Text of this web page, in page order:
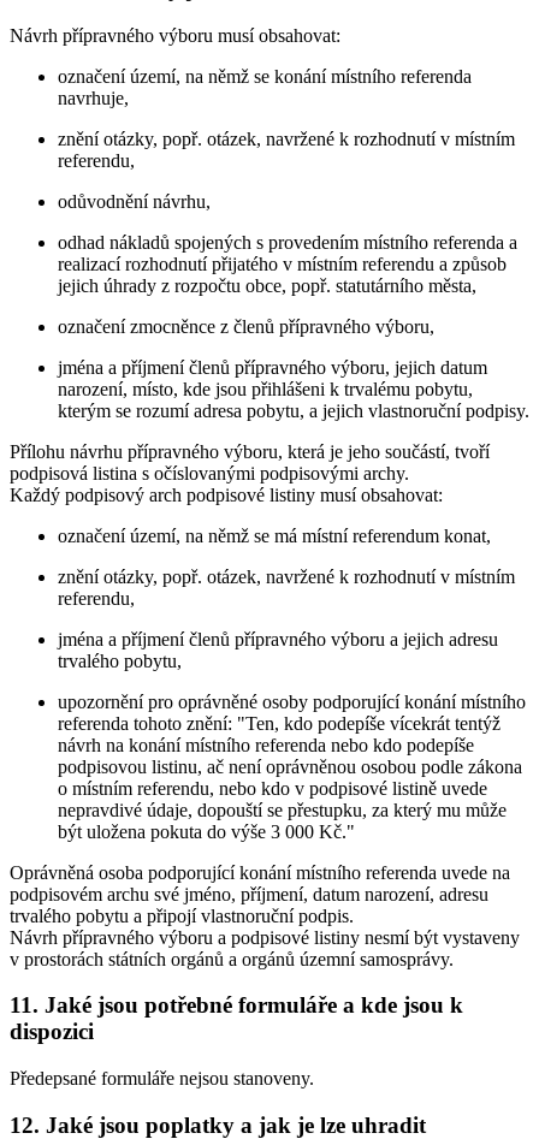
Návrh přípravného výboru musí obsahovat:
označení území, na němž se konání místního referenda
navrhuje,
znění otázky, popř. otázek, navržené k rozhodnutí v místním
referendu,
odůvodnění návrhu,
odhad nákladů spojených s provedením místního referenda a
realizací rozhodnutí přijatého v místním referendu a způsob
jejich úhrady z rozpočtu obce, popř. statutárního města,
označení zmocněnce z členů přípravného výboru,
jména a příjmení členů přípravného výboru, jejich datum
narození, místo, kde jsou přihlášeni k trvalému pobytu,
kterým se rozumí adresa pobytu, a jejich vlastnoruční podpisy.
Přílohu návrhu přípravného výboru, která je jeho součástí, tvoří
podpisová listina s očíslovanými podpisovými archy.
Každý podpisový arch podpisové listiny musí obsahovat:
označení území, na němž se má místní referendum konat,
znění otázky, popř. otázek, navržené k rozhodnutí v místním
referendu,
jména a příjmení členů přípravného výboru a jejich adresu
trvalého pobytu,
upozornění pro oprávněné osoby podporující konání místního
referenda tohoto znění: "Ten, kdo podepíše vícekrát tentýž
návrh na konání místního referenda nebo kdo podepíše
podpisovou listinu, ač není oprávněnou osobou podle zákona
o místním referendu, nebo kdo v podpisové listině uvede
nepravdivé údaje, dopouští se přestupku, za který mu může
být uložena pokuta do výše 3 000 Kč."
Oprávněná osoba podporující konání místního referenda uvede na
podpisovém archu své jméno, příjmení, datum narození, adresu
trvalého pobytu a připojí vlastnoruční podpis.
Návrh přípravného výboru a podpisové listiny nesmí být vystaveny
v prostorách státních orgánů a orgánů územní samosprávy.
11. Jaké jsou potřebné formuláře a kde jsou k
dispozici
Předepsané formuláře nejsou stanoveny.
12. Jaké jsou poplatky a jak je lze uhradit